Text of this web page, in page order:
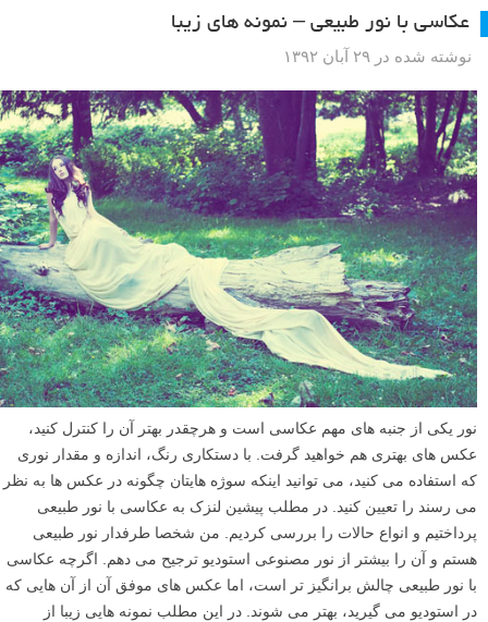
عکاسی با نور طبیعی – نمونه های زیبا
نوشته شده در ۲۹ آبان ۱۳۹۲
نور یکی از جنبه های مهم عکاسی است و هرچقدر بهتر آن را کنترل کنید،
عکس های بهتری هم خواهید گرفت. با دستکاری رنگ، اندازه و مقدار نوری
که استفاده می کنید، می توانید اینکه سوژه هایتان چگونه در عکس ها به نظر
می رسند را تعیین کنید. در مطلب پیشین لنزک به عکاسی با نور طبیعی
پرداختیم و انواع حالات را بررسی کردیم. من شخصا طرفدار نور طبیعی
هستم و آن را بیشتر از نور مصنوعی استودیو ترجیح می دهم. اگرچه عکاسی
با نور طبیعی چالش برانگیز تر است، اما عکس های موفق آن از آن هایی که
در استودیو می گیرید، بهتر می شوند. در این مطلب نمونه هایی زیبا از